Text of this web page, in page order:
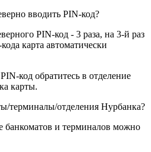
вводить PIN-код?
PIN-код - 3 раза, на 3-й раз
карта автоматически
код обратитесь в отделение
карты.
терминалы/отделения Нурбанка?
банкоматов и терминалов можно